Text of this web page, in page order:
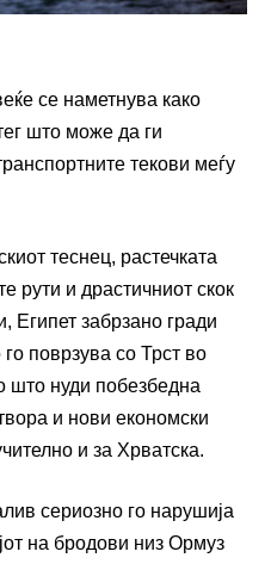
се наметнува како
што може да ги
текови меѓу
теснец, растечката
рути и драстичниот скок
Египет забрзано гради
поврзува со Трст во
што нуди побезбедна
и нови економски
и за Хрватска.
сериозно го нарушија
на бродови низ Ормуз